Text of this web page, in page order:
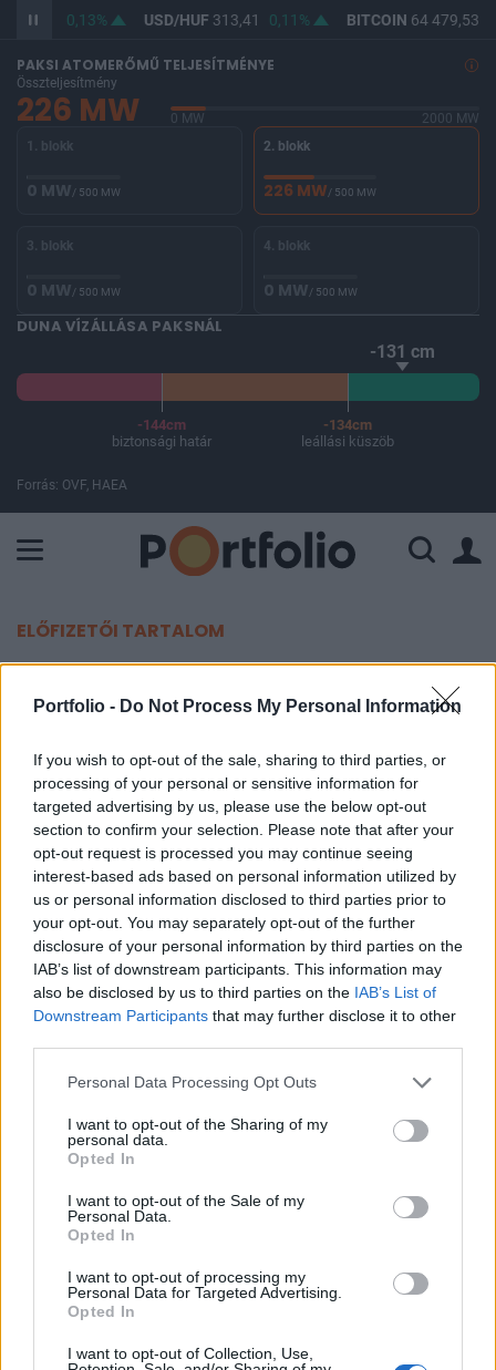
Portfolio - Do Not Process My Personal Information
If you wish to opt-out of the sale, sharing to third parties, or
processing of your personal or sensitive information for
targeted advertising by us, please use the below opt-out
section to confirm your selection. Please note that after your
opt-out request is processed you may continue seeing
interest-based ads based on personal information utilized by
us or personal information disclosed to third parties prior to
your opt-out. You may separately opt-out of the further
disclosure of your personal information by third parties on the
IAB’s list of downstream participants. This information may
also be disclosed by us to third parties on the IAB’s List of
Downstream Participants that may further disclose it to other
Personal Data Processing Opt Outs
I want to opt-out of the Sharing of my
personal data.
Opted In
I want to opt-out of the Sale of my
Personal Data.
Opted In
I want to opt-out of processing my
Personal Data for Targeted Advertising.
Opted In
I want to opt-out of Collection, Use,
362,21 0,13% USD/HUF313,41 0,11% BITCOIN64 479,53
PAKSI ATOMERŐMŰ TELJESÍTMÉNYE
Összteljesítmény
226 MW 0 MW
2000 MW
1. blokk
0 MW/ 500 MW
2. blokk
226 MW/ 500 MW
3. blokk
0 MW/ 500 MW
4. blokk
0 MW/ 500 MW
DUNA VÍZÁLLÁSA PAKSNÁL
-131 cm
-144cm
biztonsági határ
-134cm
leállási küszöb
Forrás: OVF, HAEA
ELŐFIZETŐI TARTALOM
2015. január 08. 19:42
Az erős dollár egyik következménye az
amerikaiak számára, hogy olcsóbbak lehetnek
külföldi utazásaik. A MarketWatch cikkében 10
ilyen célországot gyűjtött össze, Magyarország is
rajta van.
Eddig azért nem ment külföldi vakációra, mert túl drágának
tartotta? Akkor most érdemes előkeresni az útlevelet, mert
ugyanis jelentősen erősödött a legtöbb deviza ellenében.
Ez pedig olcsóbbá teszi a külföldi utakat az amerikaiaknak.
A január 6-i árfolyamokat...
KEDVES OLVASÓNK!
tartozik, melynek olvasása előfizetéses
regisztrációhoz kötött.
Az előfizetés a következőket tartalmazza: